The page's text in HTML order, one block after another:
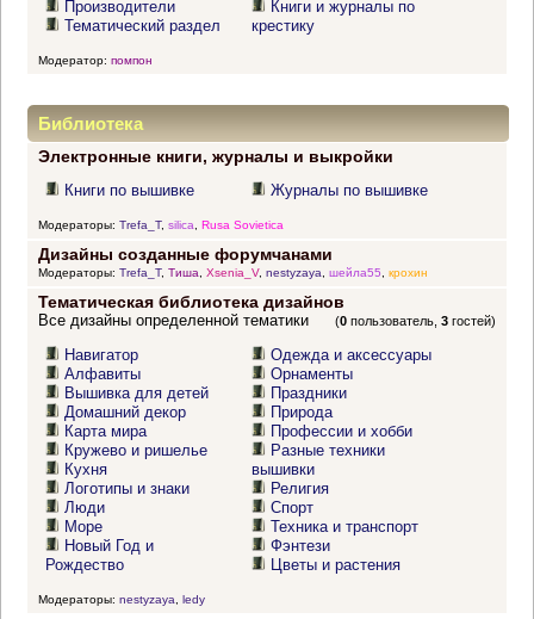
Производители
Тематический раздел
Книги и журналы по
крестику
Модератор: помпон
Библиотека
Электронные книги, журналы и выкройки
Книги по вышивке Журналы по вышивке
Модераторы: Trefa_T, silica Rusa Sovietica
Дизайны созданные форумчанами
Модераторы: Trefa_T, Тиша, Xsenia_V, nestyzaya, шейла55, крохин
Тематическая библиотека дизайнов
(0 пользователь,3 гостей)
Все дизайны определенной тематики
Навигатор
Алфавиты
Вышивка для детей
Домашний декор
Карта мира
Кружево и ришелье
Кухня
Логотипы и знаки
Люди
Море
Новый Год и
Рождество
Одежда и аксессуары
Орнаменты
Праздники
Природа
Профессии и хобби
Разные техники
вышивки
Религия
Спорт
Техника и транспорт
Фэнтези
Цветы и растения
Модераторы: nestyzaya ledy